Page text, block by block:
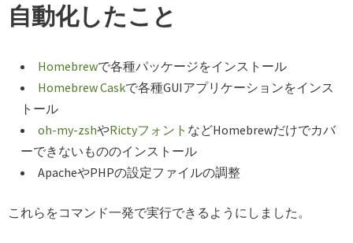
自動化したこと
Homebrewで各種パッケージをインストール
Homebrew Caskで各種GUIアプリケーションをインス
トール
oh-my-zshやRictyフォント などHomebrewだけでカバ
ーできないもののインストール
ApacheやPHPの設定ファイルの調整
これらをコマンド一発で実行できるようにしました。